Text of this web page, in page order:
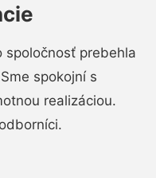
spoločnosť prebehla
spokojní s
realizáciou.